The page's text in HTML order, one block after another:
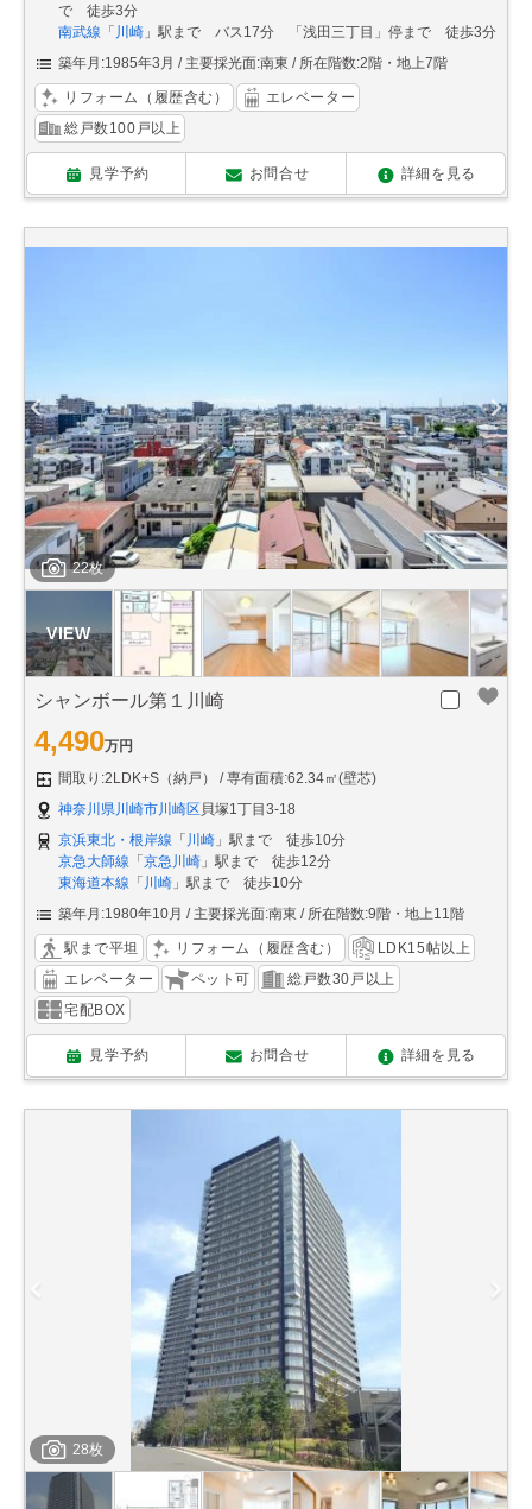
で 徒歩3分
南武線 「 川崎 」駅まで バス17分 「浅田三丁目」停まで 徒歩3分
築年月:1985年3月
主要採光面:南東 所在階数:2階・地上7階
リフォーム（履歴含む）
エレベーター
総戸数100戸以上
見学予約 お問合せ 詳細を見る
22枚
シャンボール第１川崎
4,490万円
間取り:2LDK+S（納戸）
専有面積:62.34㎡(壁芯)
神奈川県川崎市川崎区 貝塚1丁目3-18
京浜東北・根岸線 「 川崎 」駅まで 徒歩10分
京急大師線 「 京急川崎 」駅まで 徒歩12分
東海道本線 「 川崎 」駅まで 徒歩10分
築年月:1980年10月
主要採光面:南東 所在階数:9階・地上11階
駅まで平坦 リフォーム（履歴含む）
LDK15帖以上
エレベーター
ペット可
総戸数30戸以上
宅配BOX
見学予約 お問合せ 詳細を見る
28枚